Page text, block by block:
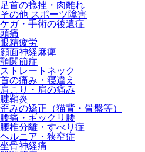
足首の捻挫・肉離れ
その他 スポーツ障害
ケガ・手術の後遺症
頭痛
眼精疲労
顔面神経麻痺
顎関節症
ストレートネック
首の痛み・寝違え
肩こり・肩の痛み
腱鞘炎
歪みの矯正（猫背・骨盤等）
腰痛・ギックリ腰
腰椎分離・すべり症
ヘルニア・狭窄症
坐骨神経痛